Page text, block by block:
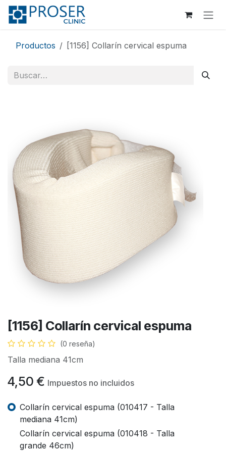
Ir al contenido
Productos [1156] Collarín cervical espuma
[1156] Collarín cervical espuma
(0 reseña)
Talla mediana 41cm
4,50 € Impuestos no incluidos
Collarín cervical espuma (010417 - Talla
mediana 41cm)
Collarín cervical espuma (010418 - Talla
grande 46cm)